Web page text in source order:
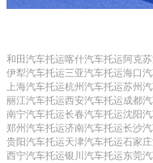
和田汽车托运喀什汽车托运阿克
伊犁汽车托运三亚汽车托运海口
上海汽车托运杭州汽车托运苏州
丽江汽车托运西安汽车托运成都
南宁汽车托运长春汽车托运沈阳
郑州汽车托运济南汽车托运长沙
贵阳汽车托运天津汽车托运石家
西宁汽车托运银川汽车托运东莞